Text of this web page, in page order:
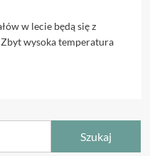
w lecie będą się z
wysoka temperatura